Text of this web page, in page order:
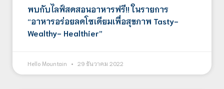
พบกับไลฟ์สดสอนอาหารฟรี!! ในรายการ
“อาหารอร่อยลดโซเดียมเพื่อสุขภาพ Tasty-
Wealthy- Healthier”
Hello Mountain 29 ธันวาคม 2022